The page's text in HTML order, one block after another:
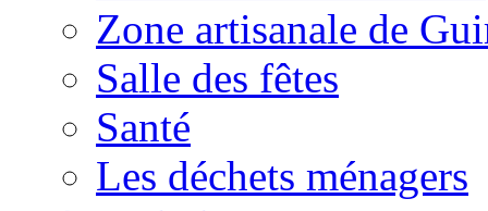
Zone artisanale de
Salle des fêtes
Santé
Les déchets ménagers